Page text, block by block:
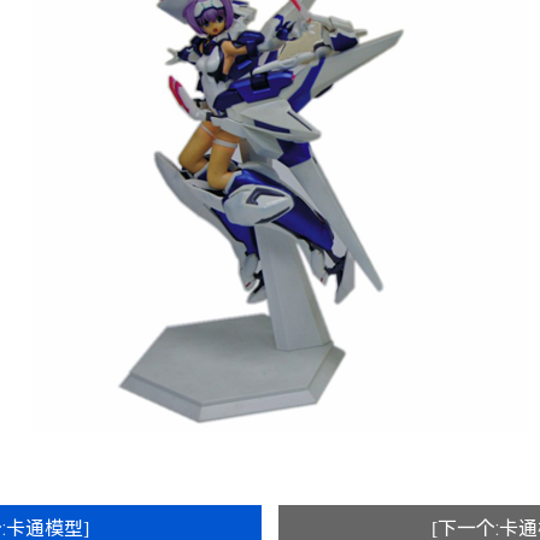
卡通模型] [下一个:卡